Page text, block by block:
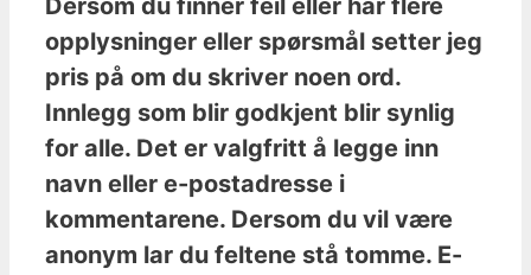
Dersom du finner feil eller har flere
opplysninger eller spørsmål setter jeg
pris på om du skriver noen ord.
Innlegg som blir godkjent blir synlig
for alle. Det er valgfritt å legge inn
navn eller e-postadresse i
kommentarene. Dersom du vil være
anonym lar du feltene stå tomme. E-